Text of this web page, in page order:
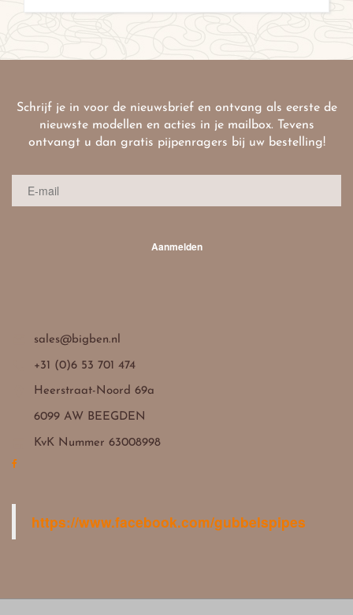
Schrijf je in voor de nieuwsbrief en ontvang als eerste de
nieuwste modellen en acties in je mailbox. Tevens
ontvangt u dan gratis pijpenragers bij uw bestelling!
Aanmelden
sales@bigben.nl
+31 (0)6 53 701 474
Heerstraat-Noord 69a
6099 AW BEEGDEN
KvK Nummer 63008998
https://www.facebook.com/gubbelspipes